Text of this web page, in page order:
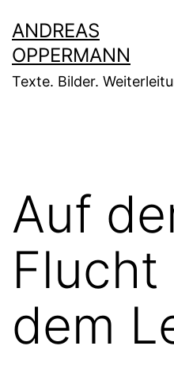
Inhalt
springen
ANDREAS
OPPERMANN
Texte. Bilder.
Auf
Flucht
dem